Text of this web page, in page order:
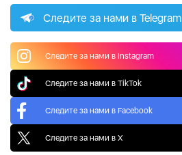
Следите за нами в Telegram
Следите за нами в Instagram
Следите за нами в TikTok
Следите за нами в Facebook
Следите за нами в X